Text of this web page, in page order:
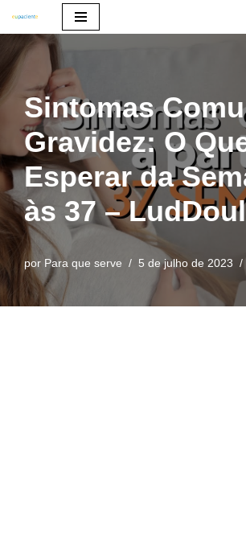
Pular
para
conteúdo
Sintomas
Gravidez: O
Esperar da
às 37 –
por Para que serve 5 de julho de 2023